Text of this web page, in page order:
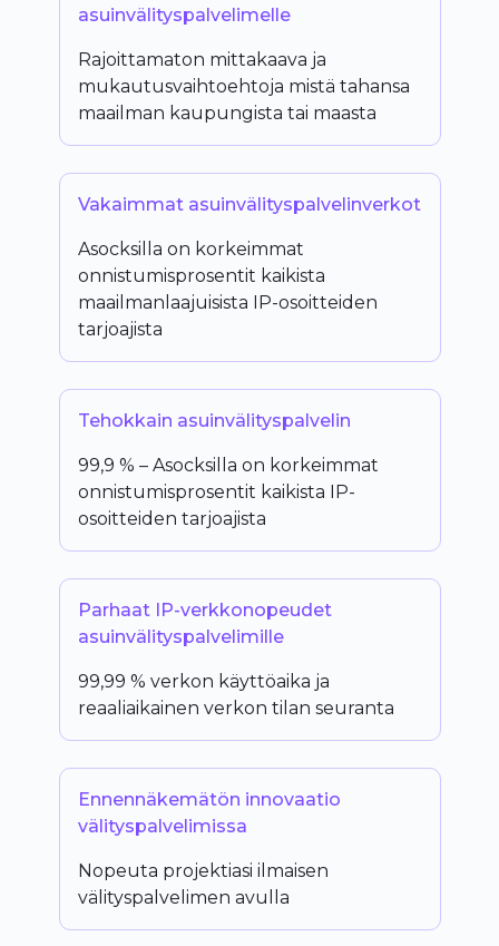
asuinvälityspalvelimelle
Rajoittamaton mittakaava ja
mukautusvaihtoehtoja mistä tahansa
maailman kaupungista tai maasta
Vakaimmat asuinvälityspalvelinverkot
Asocksilla on korkeimmat
onnistumisprosentit kaikista
maailmanlaajuisista IP-osoitteiden
tarjoajista
Tehokkain asuinvälityspalvelin
99,9 % – Asocksilla on korkeimmat
onnistumisprosentit kaikista IP-
osoitteiden tarjoajista
Parhaat IP-verkkonopeudet
asuinvälityspalvelimille
99,99 % verkon käyttöaika ja
reaaliaikainen verkon tilan seuranta
Ennennäkemätön innovaatio
välityspalvelimissa
Nopeuta projektiasi ilmaisen
välityspalvelimen avulla